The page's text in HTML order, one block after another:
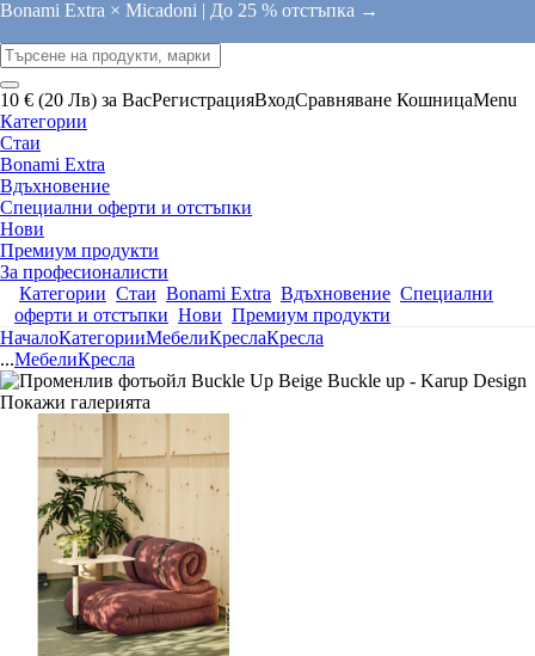
Bonami Extra × Micadoni | До 25 % отстъпка →
10 € (20 Лв) за ВасРегистрацияВходСравняване КошницаMenu
Категории
Стаи
Bonami Extra
Вдъхновение
Специални оферти и отстъпки
Нови
Премиум продукти
За професионалисти
Категории Стаи Bonami Extra Вдъхновение Специални
оферти и отстъпки Нови Премиум продукти
НачалоКатегорииМебелиКреслаКресла
...МебелиКресла
Покажи галерията